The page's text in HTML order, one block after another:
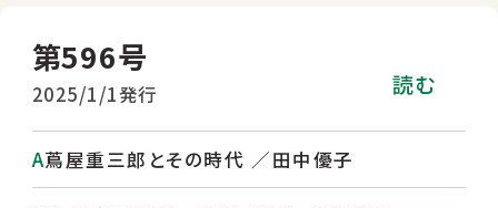
第596号
2025/1/1発行 読む
蔦屋重三郎とその時代 ／田中優子